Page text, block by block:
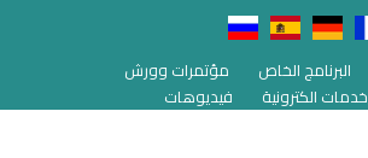
البرنامج الخاص
مؤتمرات وورش
خدمات الكترونية
فيديوهات